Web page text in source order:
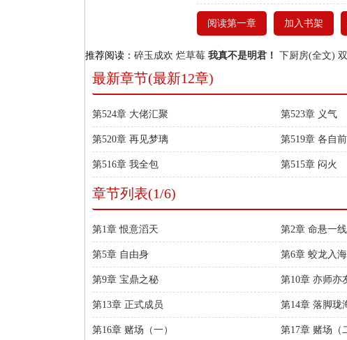
阅读第一章 加入书架
推荐阅读： 碎玉成欢 烂草莓 我真不是明君！ 下厨房(全文)
最新章节(最新12章)
第524章 大佬汇聚 第523章 义气
第520章 再见梦璃 第519章 各自
第516章 我全包 第515章 闷火
章节列表(1/6)
第1章 恨意滔天 第2章 命悬一线
第5章 自由身 第6章 蛟龙入海
第9章 宝鼎之秘 第10章 亦师亦
第13章 正式成员 第14章 落脚珑
第16章 赌场（一） 第17章 赌场（